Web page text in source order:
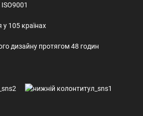
у 105 країнах
дизайну протягом 48 годин